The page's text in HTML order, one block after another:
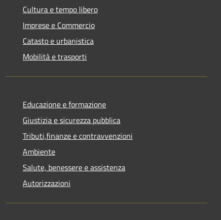
Cultura e tempo libero
Imprese e Commercio
Catasto e urbanistica
Mobilità e trasporti
Educazione e formazione
Giustizia e sicurezza pubblica
Tributi,finanze e contravvenzioni
Ambiente
Salute, benessere e assistenza
Autorizzazioni